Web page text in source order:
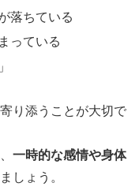
落ちている
っている
り添うことが大切で
一時的な感情や身体
しょう。